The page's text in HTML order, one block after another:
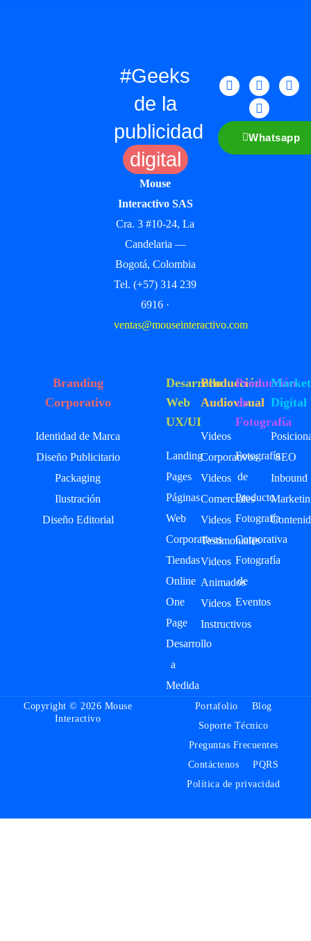
#Geeks
de la
publicidad
digital
Mouse
Interactivo SAS
Cra. 3 #10-24, La
Candelaria —
Bogotá, Colombia
Tel. (+57) 314 239
6916 ·
ventas@mouseinteractivo.com
Whatsapp
Branding
Corporativo
Identidad de Marca
Diseño Publicitario
Packaging
Ilustración
Diseño Editorial
Desarrollo
Web
UX/UI
Landing
Pages
Páginas
Web
Corporativas
Tiendas
Online
One
Page
Desarrollo
a
Medida
Producción
Audiovisual
Videos
Corporativos
Videos
Comerciales
Videos
Testimoniales
Videos
Animados
Videos
Instructivos
Producción
de
Fotografía
Fotografía
de
Producto
Fotografía
Corporativa
Fotografía
de
Eventos
Digital
SEO
Inbound
Copyright © 2026 Mouse
Interactivo
Portafolio
Blog
Soporte Técnico
Preguntas Frecuentes
Contáctenos
PQRS
Política de privacidad